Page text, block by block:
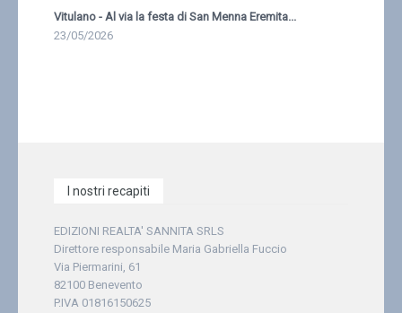
Vitulano - Al via la festa di San Menna Eremita...
23/05/2026
I nostri recapiti
EDIZIONI REALTA' SANNITA SRLS
Direttore responsabile Maria Gabriella Fuccio
Via Piermarini, 61
82100 Benevento
P.IVA 01816150625